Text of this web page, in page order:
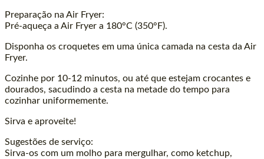
Preparação na Air Fryer:
Pré-aqueça a Air Fryer a 180°C (350°F).
Disponha os croquetes em uma única camada na cesta da Air
Fryer.
Cozinhe por 10-12 minutos, ou até que estejam crocantes e
dourados, sacudindo a cesta na metade do tempo para
cozinhar uniformemente.
Sirva e aproveite!
Sugestões de serviço:
Sirva-os com um molho para mergulhar, como ketchup,